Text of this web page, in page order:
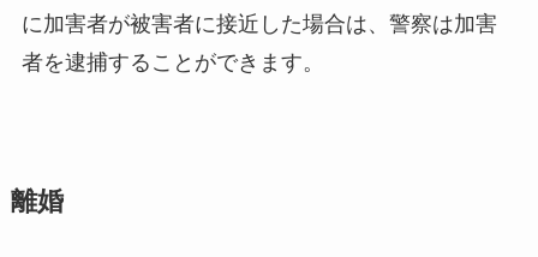
に加害者が被害者に接近した場合は、警察は加害
者を逮捕することができます。
離婚